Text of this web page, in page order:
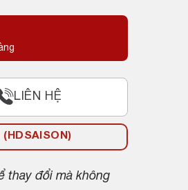
LIÊN HỆ
(HDSAISON)
thay đổi mà không